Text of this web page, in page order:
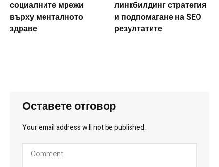
социалните мрежи
върху менталното
здраве
линкбилдинг стратегия
и подпомагане на SEO
резултатите
Оставете отговор
Your email address will not be published.